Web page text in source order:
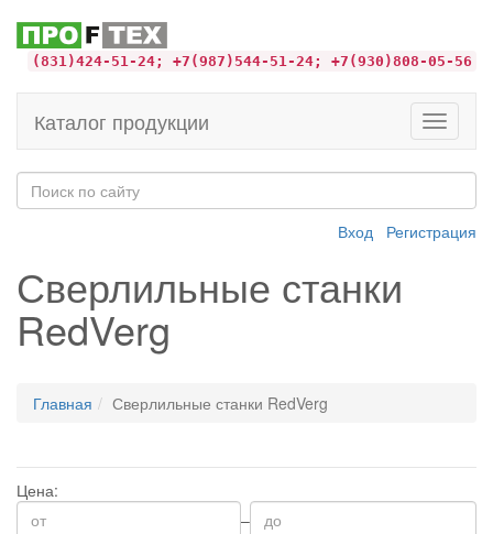
(831)424-51-24; +7(987)544-51-24; +7(930)808-05-56
Toggle
Каталог продукции
Вход Регистрация
Сверлильные станки
RedVerg
Главная Сверлильные станки RedVerg
Цена:
–